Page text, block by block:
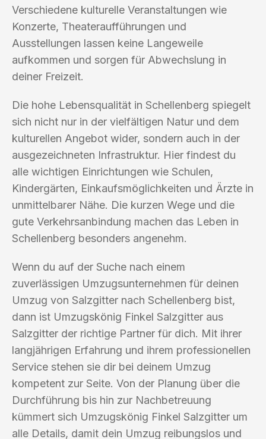
Verschiedene kulturelle Veranstaltungen wie
Konzerte, Theateraufführungen und
Ausstellungen lassen keine Langeweile
aufkommen und sorgen für Abwechslung in
deiner Freizeit.
Die hohe Lebensqualität in Schellenberg spiegelt
sich nicht nur in der vielfältigen Natur und dem
kulturellen Angebot wider, sondern auch in der
ausgezeichneten Infrastruktur. Hier findest du
alle wichtigen Einrichtungen wie Schulen,
Kindergärten, Einkaufsmöglichkeiten und Ärzte in
unmittelbarer Nähe. Die kurzen Wege und die
gute Verkehrsanbindung machen das Leben in
Schellenberg besonders angenehm.
Wenn du auf der Suche nach einem
zuverlässigen Umzugsunternehmen für deinen
Umzug von Salzgitter nach Schellenberg bist,
dann ist Umzugskönig Finkel Salzgitter aus
Salzgitter der richtige Partner für dich. Mit ihrer
langjährigen Erfahrung und ihrem professionellen
Service stehen sie dir bei deinem Umzug
kompetent zur Seite. Von der Planung über die
Durchführung bis hin zur Nachbetreuung
kümmert sich Umzugskönig Finkel Salzgitter um
alle Details, damit dein Umzug reibungslos und